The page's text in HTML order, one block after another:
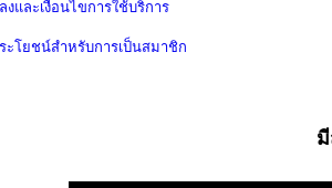
งและเงื่อนไขการใช้บริการ
ะโยชน์สำหรับการเป็นสมาชิก